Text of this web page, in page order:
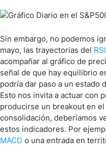
Sin embargo, no podemos
mayo, las trayectorias del RSI
acompañar al gráfico de
señal de que hay equilibrio
podría dar paso a un estado
Esto nos invita a actuar con
producirse un breakout en
consolidación, deberíamos
estos indicadores. Por
MACD o una entrada en